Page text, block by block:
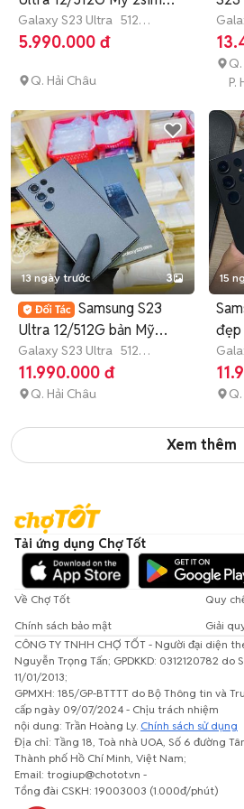
màn sọc 1 chỉ
Galaxy S23 Ultra 512
GB Còn bảo hành
5.990.000 đ
Q. Hải Châu
P.
13 ngày trước 3
Samsung S23
Ultra 12/512G bản Mỹ
2sim có Trả Góp
Galaxy S23 Ultra 512
GB
Còn bảo hành
11.990.000 đ
Q. Hải Châu
15
đẹp
0
Xem thêm
Tải ứng dụng Chợ Tốt
Về Chợ Tốt
Quy
Chính sách bảo mật
Giải
CÔNG TY TNHH CHỢ TỐT - Người đại diện
Nguyễn Trọng Tấn; GPDKKD: 0312120782 do
11/01/2013;
GPMXH: 185/GP-BTTTT do Bộ Thông tin và
cấp ngày 09/07/2024 - Chịu trách nhiệm
nội dung: Trần Hoàng Ly. Chính sách sử dụng
Địa chỉ: Tầng 18, Toà nhà UOA, Số 6 đường
Thành phố Hồ Chí Minh, Việt Nam;
Email: trogiup@chotot.vn -
Tổng đài CSKH: 19003003 (1.000đ/phút)